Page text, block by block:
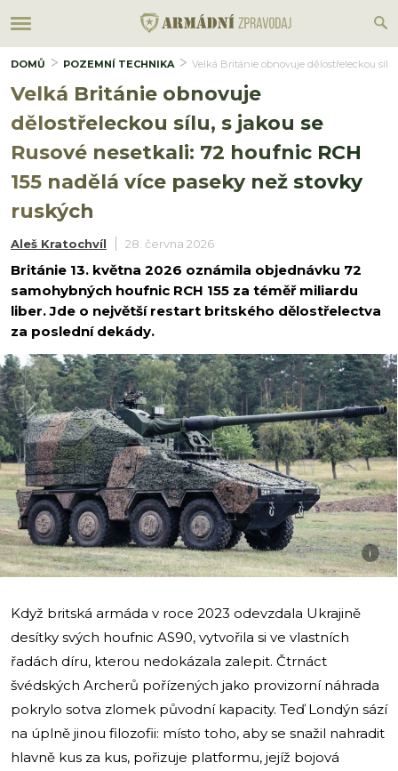
DOMŮ POZEMNÍ TECHNIKA Velká Británie obnovuje dělostřeleckou
Velká Británie obnovuje
dělostřeleckou sílu, s jakou se
Rusové nesetkali: 72 houfnic RCH
155 nadělá více paseky než stovky
ruských
Aleš Kratochvíl 28. června 2026
Británie 13. května 2026 oznámila objednávku 72
samohybných houfnic RCH 155 za téměř miliardu
liber. Jde o největší restart britského dělostřelectva
za poslední dekády.
i
Když britská armáda v roce 2023 odevzdala Ukrajině
desítky svých houfnic AS90, vytvořila si ve vlastních
řadách díru, kterou nedokázala zalepit. Čtrnáct
švédských Archerů pořízených jako provizorní náhrada
pokrylo sotva zlomek původní kapacity. Teď Londýn sází
na úplně jinou filozofii: místo toho, aby se snažil nahradit
hlavně kus za kus, pořizuje platformu, jejíž bojová